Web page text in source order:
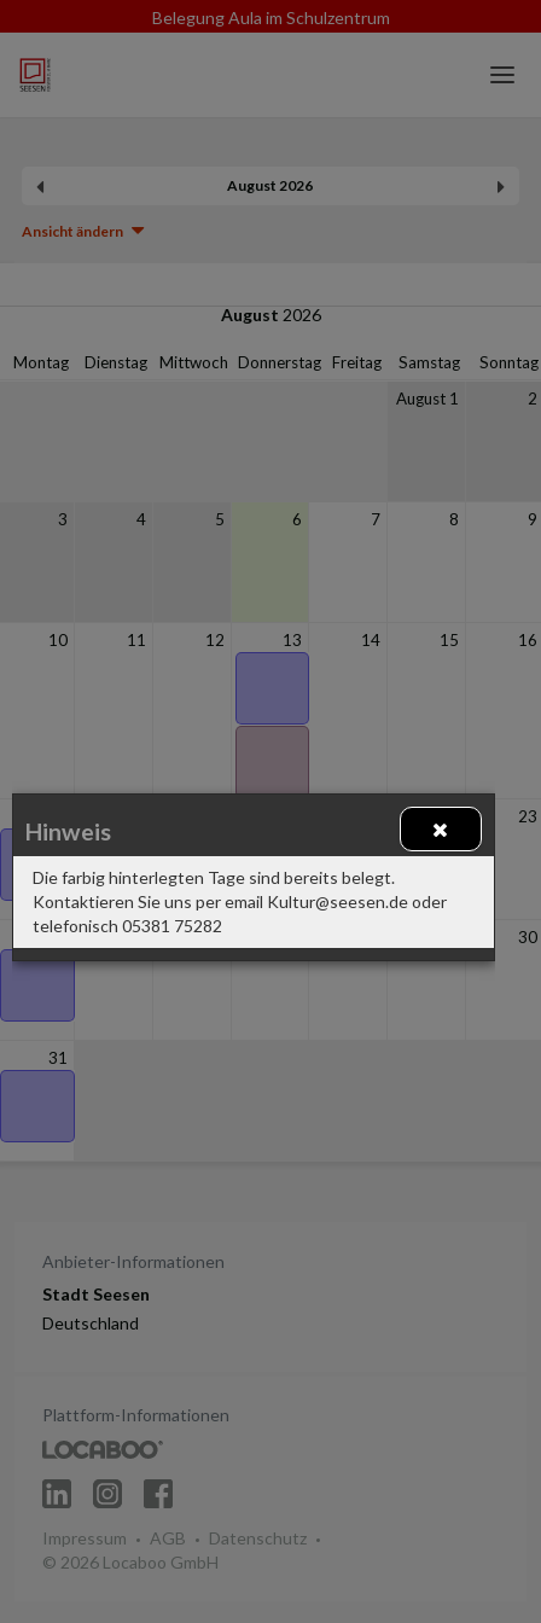
Belegung Aula im Schulzentrum
August 2026
Ansicht ändern
August 2026
Montag Dienstag Mittwoch Donnerstag Freitag Samstag Sonntag
3
10
24
31
4
11
25
5
12
26
6
13
7
14
August 1
8
15
2
9
16
23
30
Anbieter-Informationen
Stadt Seesen
Deutschland
Plattform-Informationen
Impressum AGB
Datenschutz
© 2026 Locaboo GmbH
Hinweis
Die farbig hinterlegten Tage sind bereits belegt.
Kontaktieren Sie uns per email Kultur@seesen.de oder
telefonisch 05381 75282